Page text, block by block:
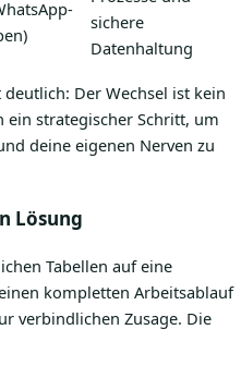
sichere
Datenhaltung
Der Wechsel ist kein
ein strategischer Schritt, um
deine eigenen Nerven zu
Lösung
Tabellen auf eine
kompletten Arbeitsablauf
verbindlichen Zusage. Die